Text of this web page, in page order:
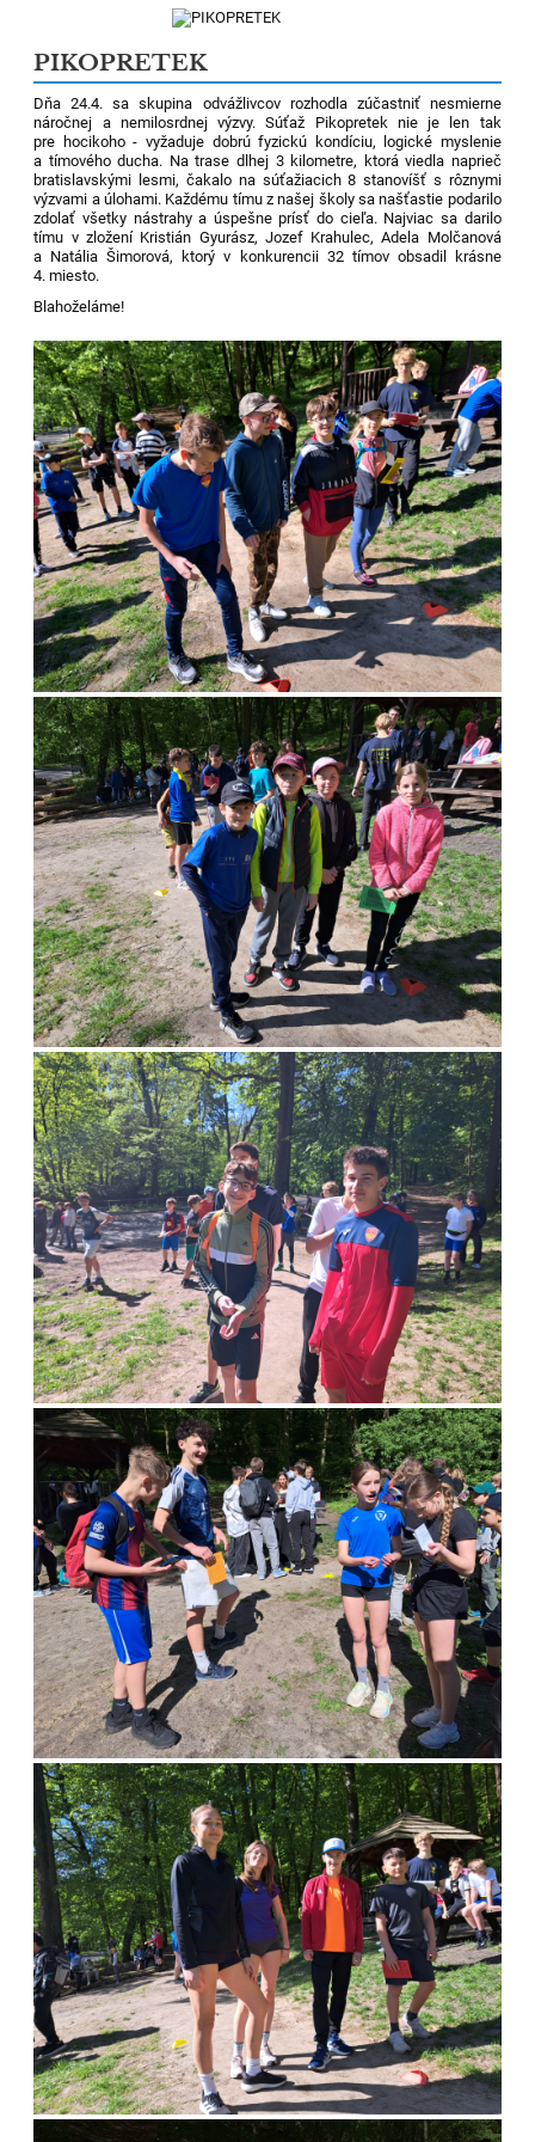
PIKOPRETEK
Dňa 24.4. sa skupina odvážlivcov rozhodla zúčastniť nesmierne
náročnej a nemilosrdnej výzvy. Súťaž Pikopretek nie je len tak
pre hocikoho - vyžaduje dobrú fyzickú kondíciu, logické myslenie
a tímového ducha. Na trase dlhej 3 kilometre, ktorá viedla naprieč
bratislavskými lesmi, čakalo na súťažiacich 8 stanovíšť s rôznymi
výzvami a úlohami. Každému tímu z našej školy sa našťastie podarilo
zdolať všetky nástrahy a úspešne prísť do cieľa. Najviac sa darilo
tímu v zložení Kristián Gyurász, Jozef Krahulec, Adela Molčanová
a Natália Šimorová, ktorý v konkurencii 32 tímov obsadil krásne
4. miesto.
Blahoželáme!